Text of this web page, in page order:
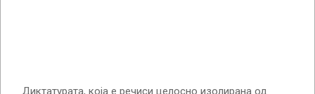
Диктатурата, која е речиси целосно изолирана од